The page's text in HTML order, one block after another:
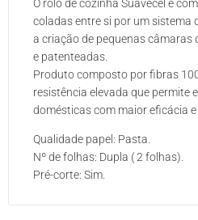
O rolo de cozinha Suavecel é
coladas entre si por um sistema
a criação de pequenas câmaras
e patenteadas.
Produto composto por fibras
resistência elevada que permite
domésticas com maior eficácia e
Qualidade papel: Pasta.
Nº de folhas: Dupla ( 2 folhas).
Pré-corte: Sim.